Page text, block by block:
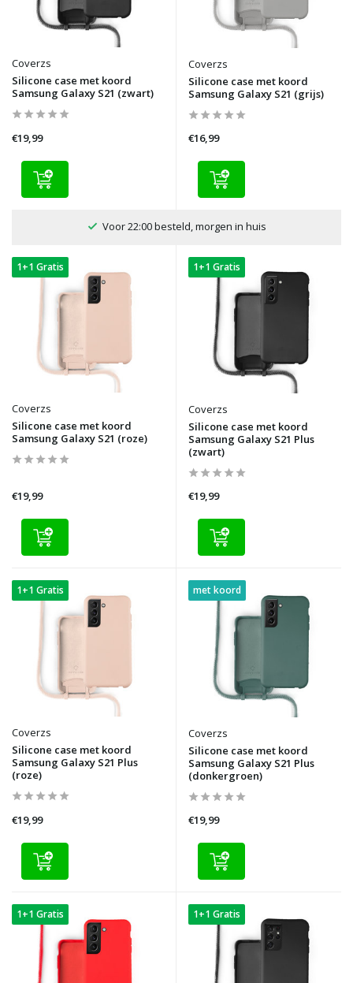
Coverzs
Silicone case met koord
Samsung Galaxy S21 (zwart)
€19,99
Coverzs
Silicone case met koord
Samsung Galaxy S21 (grijs)
€16,99
100 dagen bedenktijd
1+1 Gratis
Coverzs
Silicone case met koord
Samsung Galaxy S21 (roze)
€19,99
1+1 Gratis
Coverzs
Silicone case met koord
Samsung Galaxy S21 Plus
(zwart)
€19,99
1+1 Gratis
Coverzs
Silicone case met koord
Samsung Galaxy S21 Plus
(roze)
€19,99
met koord
Coverzs
Silicone case met koord
Samsung Galaxy S21 Plus
(donkergroen)
€19,99
1+1 Gratis 1+1 Gratis